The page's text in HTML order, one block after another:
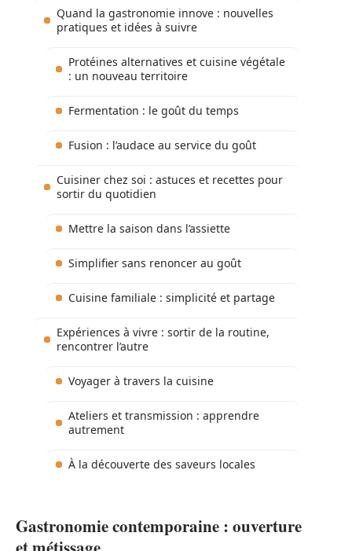
Quand la gastronomie innove : nouvelles
pratiques et idées à suivre
Protéines alternatives et cuisine végétale
: un nouveau territoire
Fermentation : le goût du temps
Fusion : l’audace au service du goût
Cuisiner chez soi : astuces et recettes pour
sortir du quotidien
Mettre la saison dans l’assiette
Simplifier sans renoncer au goût
Cuisine familiale : simplicité et partage
Expériences à vivre : sortir de la routine,
rencontrer l’autre
Voyager à travers la cuisine
Ateliers et transmission : apprendre
autrement
À la découverte des saveurs locales
Gastronomie contemporaine : ouverture